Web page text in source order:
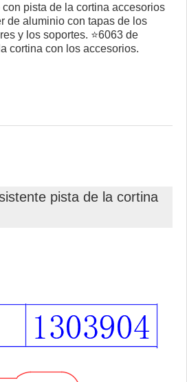
pista de la cortina accesorios
de aluminio con tapas de los
y los soportes. ⭐6063 de
cortina con los accesorios.
pista de la cortina